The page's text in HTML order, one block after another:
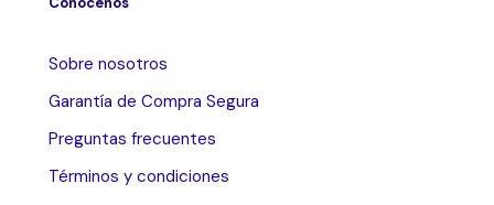
Sobre nosotros
Garantía de Compra Segura
Preguntas frecuentes
Términos y condiciones